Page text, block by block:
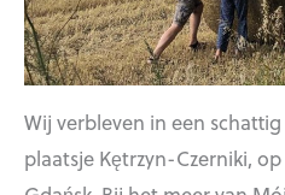
Wij verbleven in een
plaatsje Kętrzyn-Czerniki,